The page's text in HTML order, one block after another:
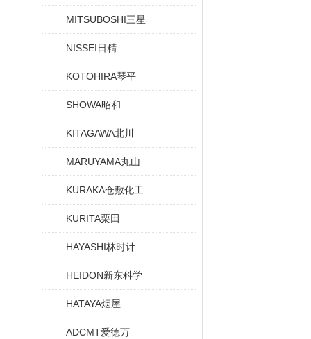
MITSUBOSHI三星
NISSEI日精
KOTOHIRA琴平
SHOWA昭和
KITAGAWA北川
MARUYAMA丸山
KURAKA仓敷化工
KURITA栗田
HAYASHI林时计
HEIDON新东科学
HATAYA烟屋
ADCMT爱德万